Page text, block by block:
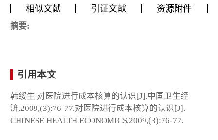
相似文献
引证文献 资源附件
摘要:
引用本文
韩绥生.对医院进行成本核算的认识[J].中国卫生经
济,2009,(3):76-77.对医院进行成本核算的认识[J].
CHINESE HEALTH ECONOMICS,2009,(3):76-77.